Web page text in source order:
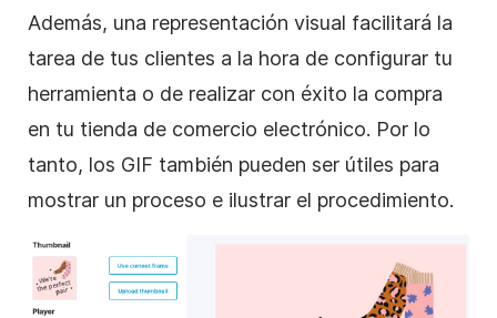
Además, una representación visual facilitará la
tarea de tus clientes a la hora de configurar tu
herramienta o de realizar con éxito la compra
en tu tienda de comercio electrónico. Por lo
tanto, los GIF también pueden ser útiles para
mostrar un proceso e ilustrar el procedimiento.